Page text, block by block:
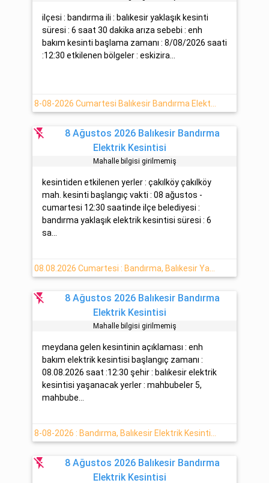
ilçesi : bandırma ili : balıkesir yaklaşık kesinti
süresi : 6 saat 30 dakika arıza sebebi : enh
bakım kesinti başlama zamanı : 8/08/2026 saati
:12:30 etkilenen bölgeler : eskizira...
flash_off
8 Ağustos 2026 Balıkesir Bandırma
Elektrik Kesintisi
Mahalle bilgisi girilmemiş
kesintiden etkilenen yerler : çakılköy çakılköy
mah. kesinti başlangıç vakti : 08 ağustos -
cumartesi 12:30 saatinde ilçe belediyesi :
bandırma yaklaşık elektrik kesintisi süresi : 6
sa...
flash_off
8 Ağustos 2026 Balıkesir Bandırma
Elektrik Kesintisi
Mahalle bilgisi girilmemiş
meydana gelen kesintinin açıklaması : enh
bakım elektrik kesintisi başlangıç zamanı :
08.08.2026 saat :12:30 şehir : balıkesir elektrik
kesintisi yaşanacak yerler : mahbubeler 5,
mahbube...
flash_off
8 Ağustos 2026 Balıkesir Bandırma
Elektrik Kesintisi